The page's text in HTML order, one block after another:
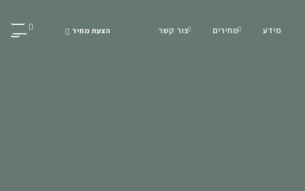
מידע מחירים צור קשר הצעת מחיר